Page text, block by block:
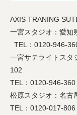
AXIS TRANING
一宮スタジオ：愛知
TEL：0120-946-
一宮サテライトスタ
102
TEL：0120-946-360
松原スタジオ：名古
TEL：0120-017-806